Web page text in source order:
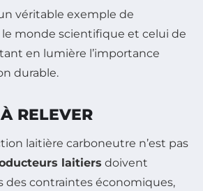
véritable exemple de
monde scientifique et celui de
en lumière l’importance
durable.
RELEVER
laitière carboneutre n’est pas
laitiers doivent
des contraintes économiques,